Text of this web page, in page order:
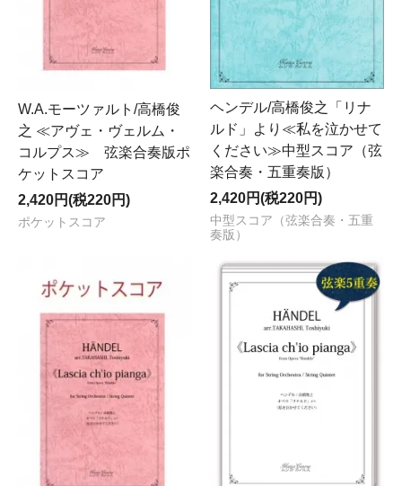
W.A.モーツァルト/高橋俊
之 ≪アヴェ・ヴェルム・
コルプス≫ 弦楽合奏版ポ
ケットスコア
2,420円(税220円)
ポケットスコア
ヘンデル/高橋俊之「リナ
ルド」より≪私を泣かせて
ください≫中型スコア（弦
楽合奏・五重奏版）
2,420円(税220円)
中型スコア（弦楽合奏・五重
奏版）